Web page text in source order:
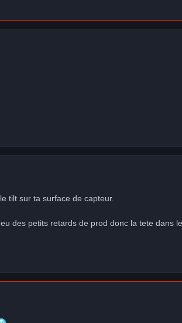
tilt sur ta surface de capteur.
des petits retards de prod donc la tete dans le